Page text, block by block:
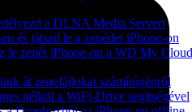
a DLNA Media Servert
és játszd le a zenédet iPhone-on
le zenét iPhone-on a WD My Cloud
át zenefájlokat számítógépről
nélkül a WiFi-Drive segítségével